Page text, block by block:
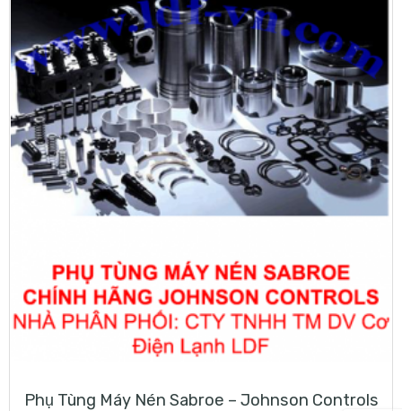
Phụ Tùng Máy Nén Sabroe – Johnson Controls